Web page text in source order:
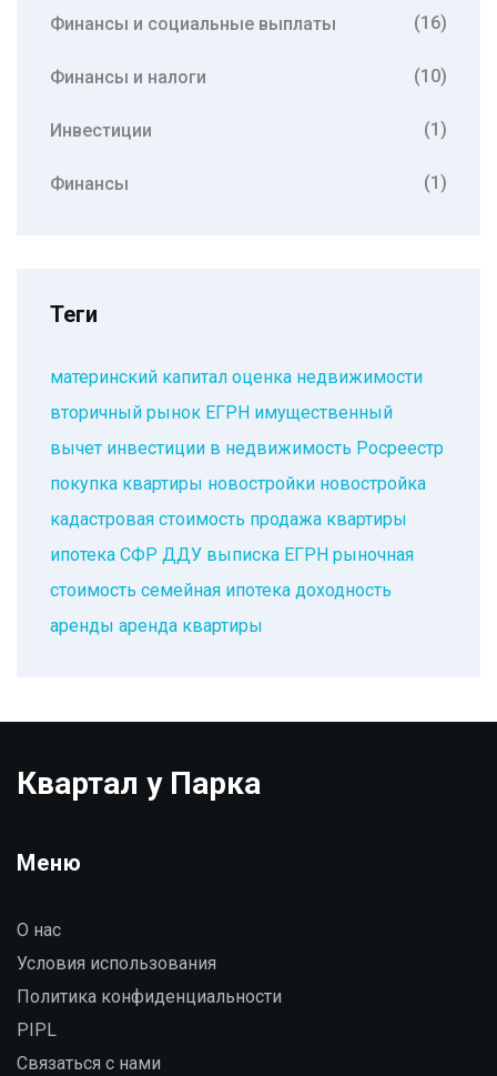
Финансы и социальные выплаты (16)
Финансы и налоги (10)
Инвестиции (1)
Финансы (1)
Теги
материнский капитал оценка недвижимости
вторичный рынок ЕГРН имущественный
вычет инвестиции в недвижимость Росреестр
покупка квартиры новостройки новостройка
кадастровая стоимость продажа квартиры
ипотека СФР ДДУ выписка ЕГРН рыночная
стоимость семейная ипотека доходность
аренды аренда квартиры
Квартал у Парка
Меню
О нас
Условия использования
Политика конфиденциальности
PIPL
Связаться с нами